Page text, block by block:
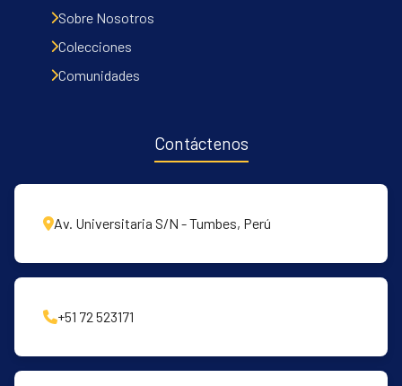
Sobre Nosotros
Colecciones
Comunidades
Contáctenos
Av. Universitaria S/N - Tumbes, Perú
+51 72 523171